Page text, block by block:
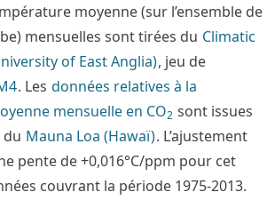
moyenne (sur l’ensemble de
mensuelles sont tirées du Climatic
of East Anglia), jeu de
. Les données relatives à la
mensuelle en CO2 sont issues
du Mauna Loa (Hawaï). L’ajustement
pente de +0,016°C/ppm pour cet
couvrant la période 1975-2013.